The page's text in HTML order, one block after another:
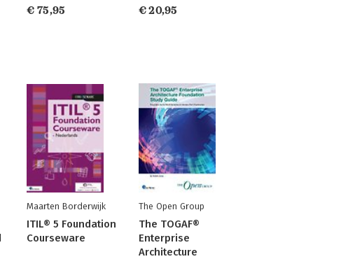
€ 75,95
€ 20,95
Maarten Borderwijk
ITIL® 5 Foundation
Courseware
The Open Group
The TOGAF®
Enterprise
Architecture